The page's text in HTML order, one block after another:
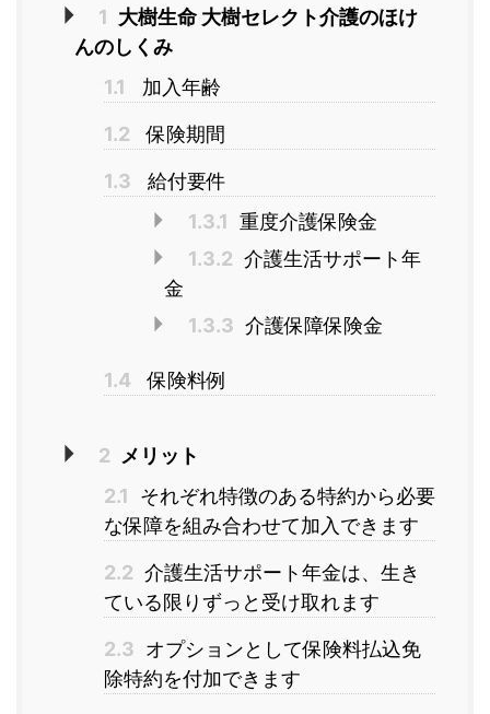
1 大樹生命 大樹セレクト介護のほけ
んのしくみ
1.1
加入年齢
1.2 保険期間
1.3
給付要件
1.3.1 重度介護保険金
1.3.2 介護生活サポート年
金
1.3.3 介護保障保険金
1.4 保険料例
2
メリット
2.1
それぞれ特徴のある特約から必要
な保障を組み合わせて加入できます
2.2 介護生活サポート年金は、生き
ている限りずっと受け取れます
2.3 オプションとして保険料払込免
除特約を付加できます